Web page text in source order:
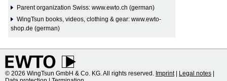
Parent organization Swiss: www.ewto.ch (german)
WingTsun books, videos, clothing & gear: www.ewto-
shop.de (german)
© 2026 WingTsun GmbH & Co. KG. All rights reserved. Imprint| Legal notes |